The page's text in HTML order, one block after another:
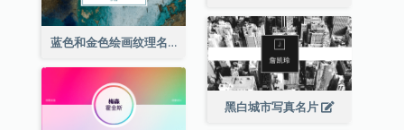
蓝色和金色绘画纹理名片
黑白城市写真名片